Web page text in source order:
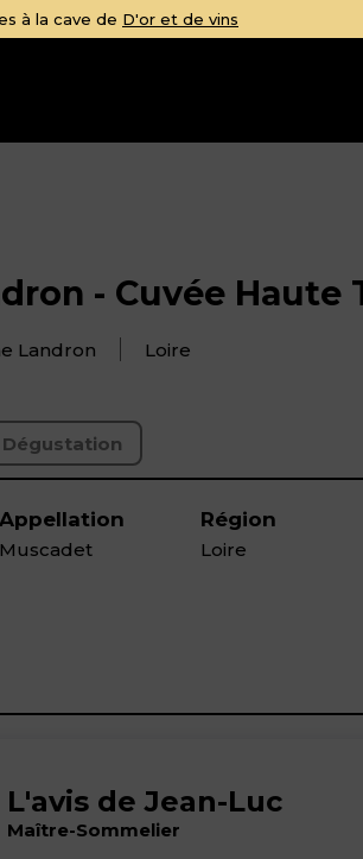
- Cuvée
Landron Loire
Dégustation
Appellation
Muscadet
Région
Loire
L'avis de Jean-Luc
Maître-Sommelier